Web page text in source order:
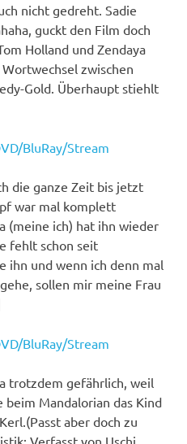
nicht gedreht. Sadie
guckt den Film doch
Holland und Zendaya
zwischen
Gold. Überhaupt stiehlt
BluRay/Stream
die ganze Zeit bis jetzt
war mal komplett
(meine ich) hat ihn wieder
fehlt schon seit
ihn und wenn ich denn mal
sollen mir meine Frau
BluRay/Stream
trotzdem gefährlich, weil
beim Mandalorian das Kind
aber doch zu